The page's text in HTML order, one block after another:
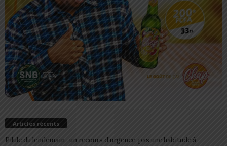
Articles récents
Pilule du lendemain : un recours d’urgence, pas une habitude à